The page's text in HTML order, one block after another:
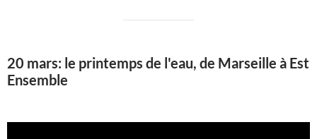
20 mars: le printemps de l'eau, de Marseille à Est
Ensemble